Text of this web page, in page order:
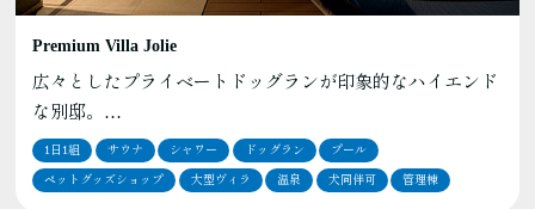
Premium Villa Jolie
広々としたプライベートドッグランが印象的なハイエンド
な別邸。…
1日1組 サウナ シャワー ドッグラン プール
ペットグッズショップ 大型ヴィラ 温泉 犬同伴可 管理棟